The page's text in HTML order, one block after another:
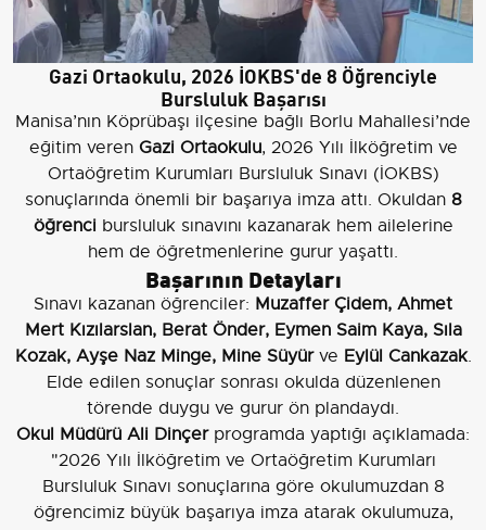
Gazi Ortaokulu, 2026 İOKBS'de 8 Öğrenciyle
Bursluluk Başarısı
Manisa’nın Köprübaşı ilçesine bağlı Borlu Mahallesi’nde
eğitim veren Gazi Ortaokulu, 2026 Yılı İlköğretim ve
Ortaöğretim Kurumları Bursluluk Sınavı (İOKBS)
sonuçlarında önemli bir başarıya imza attı. Okuldan 8
öğrencibursluluk sınavını kazanarak hem ailelerine
hem de öğretmenlerine gurur yaşattı.
Başarının Detayları
Sınavı kazanan öğrenciler: Muzaffer Çidem, Ahmet
Mert Kızılarslan, Berat Önder, Eymen Saim Kaya, Sıla
Kozak, Ayşe Naz Minge, Mine Süyürve Eylül Cankazak.
Elde edilen sonuçlar sonrası okulda düzenlenen
törende duygu ve gurur ön plandaydı.
Okul Müdürü Ali Dinçerprogramda yaptığı açıklamada:
"2026 Yılı İlköğretim ve Ortaöğretim Kurumları
Bursluluk Sınavı sonuçlarına göre okulumuzdan 8
öğrencimiz büyük başarıya imza atarak okulumuza,